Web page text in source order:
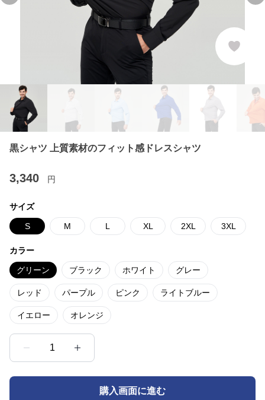
黒シャツ 上質素材のフィット感ドレスシャツ
3,340 円
サイズ
S M L XL 2XL 3XL
カラー
グリーン ブラック ホワイト グレー
レッド パープル ピンク ライトブルー
イエロー オレンジ
1
購入画面に進む